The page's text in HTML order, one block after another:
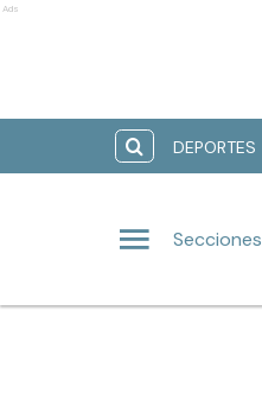
Ads
DEPORTES
Secciones